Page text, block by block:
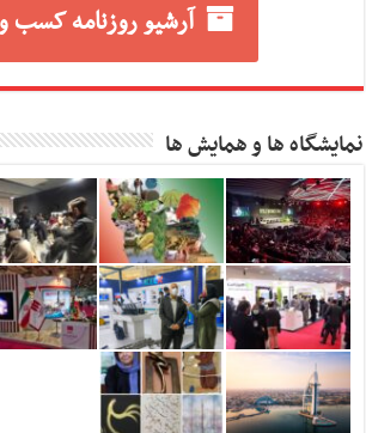
آرشیو روزنامه کسب
نمایشگاه ها و همایش ها